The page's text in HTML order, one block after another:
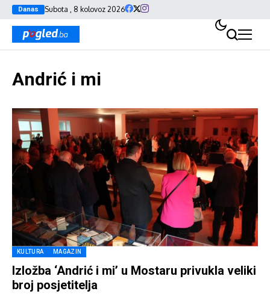
Danas Subota , 8 kolovoz 2026
Andrić i mi
KULTURA MAGAZIN
Izložba ‘Andrić i mi’ u Mostaru privukla veliki
broj posjetitelja